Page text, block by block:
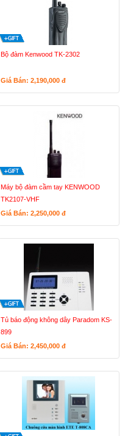
Bộ đàm Kenwood TK-2302
Giá Bán: 2,190,000 đ
Máy bộ đàm cầm tay KENWOOD
TK2107-VHF
Giá Bán: 2,250,000 đ
Tủ báo động không dây Paradom KS-
899
Giá Bán: 2,450,000 đ